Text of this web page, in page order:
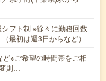
シフト制 ※徐々に勤務回数
最初は週3日からなど）
ど※ご希望の時間帯をご相
則…